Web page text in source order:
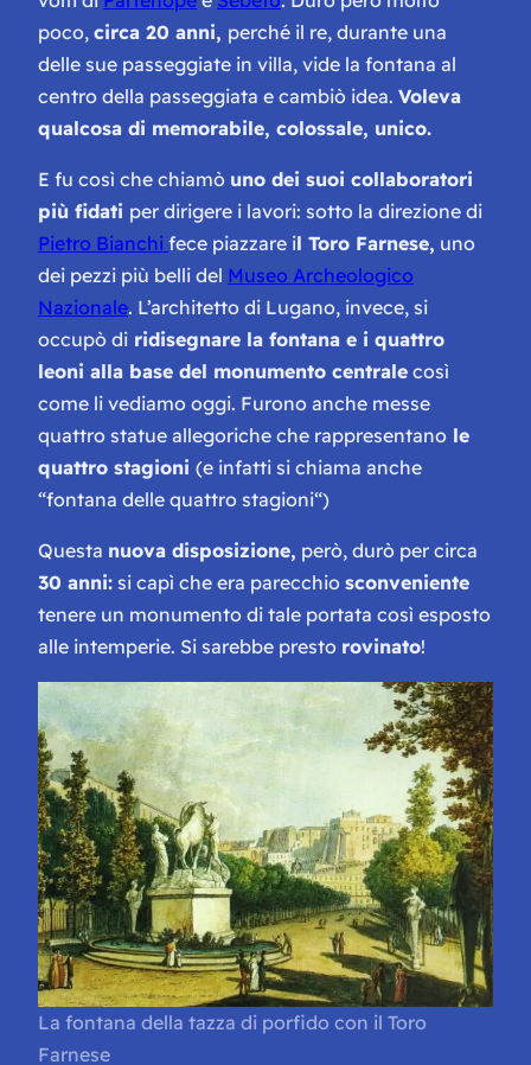
poco, circa 20 anni, perché il re, durante una
delle sue passeggiate in villa, vide la fontana al
centro della passeggiata e cambiò idea. Voleva
qualcosa di memorabile, colossale, unico.
E fu così che chiamò uno dei suoi collaboratori
più fidati per dirigere i lavori: sotto la direzione di
Pietro Bianchi fece piazzare il Toro Farnese, uno
dei pezzi più belli del Museo Archeologico
Nazionale. L’architetto di Lugano, invece, si
occupò di ridisegnare la fontana e i quattro
leoni alla base del monumento centrale così
come li vediamo oggi. Furono anche messe
quattro statue allegoriche che rappresentano le
quattro stagioni (e infatti si chiama anche
“fontana delle quattro stagioni“)
Questa nuova disposizione, però, durò per circa
30 anni: si capì che era parecchio sconveniente
tenere un monumento di tale portata così esposto
alle intemperie. Si sarebbe presto rovinato!
La fontana della tazza di porfido con il Toro
Farnese